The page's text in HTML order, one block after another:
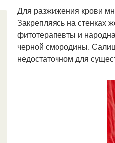
Для разжижения крови
Закрепляясь на стенках
фитотерапевты и
черной смородины.
недостаточном для